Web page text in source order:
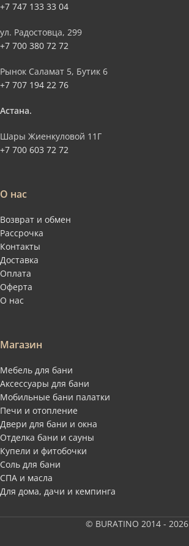
+7 747 133 33 04
ул. Радостовца, 299
+7 700 380 72 72
Рынок Саламат 5, Бутик 6
+7 707 194 22 76
Астана.
Шары Жиенкуловой 11Г
+7 700 603 72 72
О нас
Возврат и обмен
Рассрочка
Контакты
Доставка
Оплата
Оферта
О нас
Магазин
Мебель для бани
Аксессуары для бани
Мобильные бани палатки
Печи и отопление
Двери для бани и окна
Отделка бани и сауны
Купели и фитобочки
Соль для бани
СПА и масла
Для дома, дачи и кемпинга
© BURATINO 2014 - 2026